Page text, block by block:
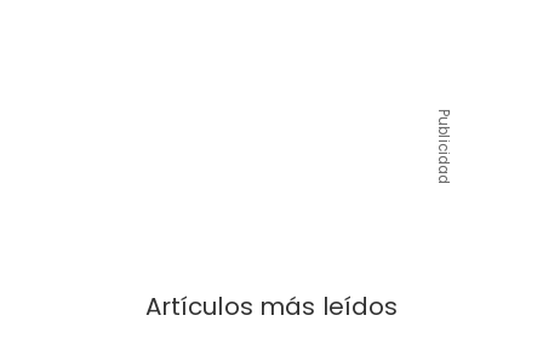
Publicidad
Artículos más leídos